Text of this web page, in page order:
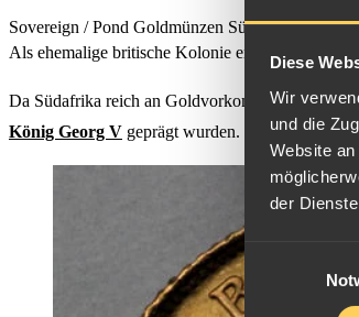
Diese
Wir
und die
Website
der
Sovereign / Pond Goldmünzen Südafrika
Als ehemalige britische Kolonie entsprach die
Da Südafrika reich an Goldvorkommen war,
König Georg V geprägt wurden. Zu erkennen